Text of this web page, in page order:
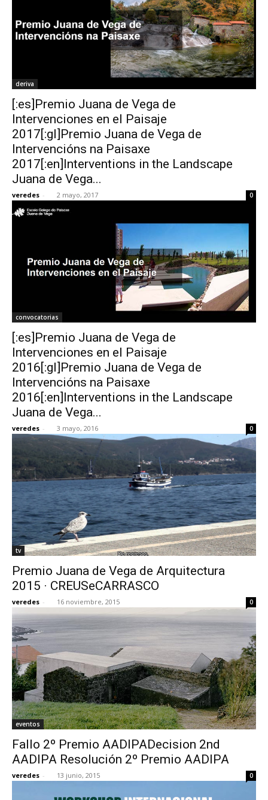
deriva
[:es]Premio Juana de Vega de
Intervenciones en el Paisaje
2017[:gl]Premio Juana de Vega de
Intervencións na Paisaxe
2017[:en]Interventions in the Landscape
Juana de Vega...
veredes - 2 mayo, 2017 0
convocatorias
[:es]Premio Juana de Vega de
Intervenciones en el Paisaje
2016[:gl]Premio Juana de Vega de
Intervencións na Paisaxe
2016[:en]Interventions in the Landscape
Juana de Vega...
veredes - 3 mayo, 2016 0
tv
Premio Juana de Vega de Arquitectura
2015 · CREUSeCARRASCO
veredes - 16 noviembre, 2015 0
eventos
Fallo 2º Premio AADIPADecision 2nd
AADIPA Resolución 2º Premio AADIPA
veredes - 13 junio, 2015 0